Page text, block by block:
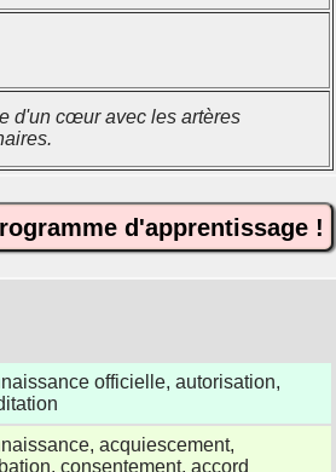
d'un cœur avec les artères
d'apprentissage !
officielle, autorisation,
acquiescement,
consentement, accord